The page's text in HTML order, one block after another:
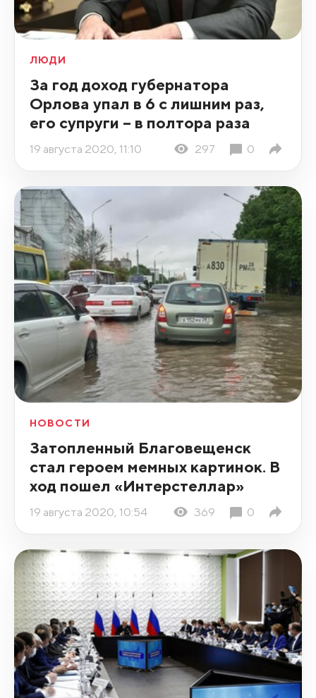
ЛЮДИ
За год доход губернатора
Орлова упал в 6 с лишним раз,
его супруги – в полтора раза
19 августа 2020, 11:10 297 0
НОВОСТИ
Затопленный Благовещенск
стал героем мемных картинок. В
ход пошел «Интерстеллар»
19 августа 2020, 10:54 369 0